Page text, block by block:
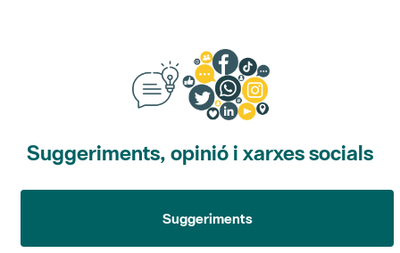
Suggeriments, opinió i xarxes socials
Suggeriments